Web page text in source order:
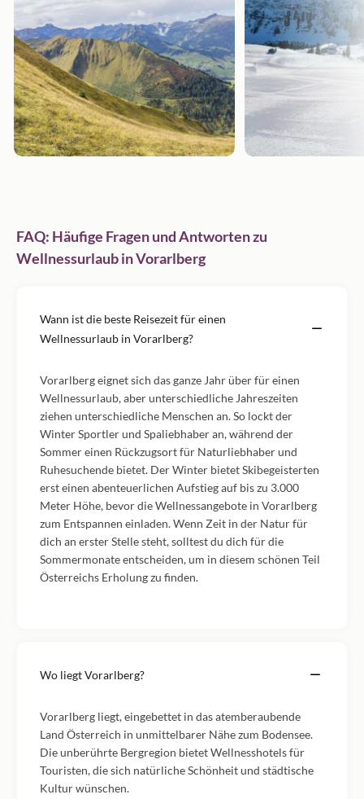
FAQ: Häufige Fragen und Antworten zu
Wellnessurlaub in Vorarlberg
Wann ist die beste Reisezeit für einen
Wellnessurlaub in Vorarlberg?
Vorarlberg eignet sich das ganze Jahr über für einen
Wellnessurlaub, aber unterschiedliche Jahreszeiten
ziehen unterschiedliche Menschen an. So lockt der
Winter Sportler und Spaliebhaber an, während der
Sommer einen Rückzugsort für Naturliebhaber und
Ruhesuchende bietet. Der Winter bietet Skibegeisterten
erst einen abenteuerlichen Aufstieg auf bis zu 3.000
Meter Höhe, bevor die Wellnessangebote in Vorarlberg
zum Entspannen einladen. Wenn Zeit in der Natur für
dich an erster Stelle steht, solltest du dich für die
Sommermonate entscheiden, um in diesem schönen Teil
Österreichs Erholung zu finden.
Wo liegt Vorarlberg?
Vorarlberg liegt, eingebettet in das atemberaubende
Land Österreich in unmittelbarer Nähe zum Bodensee.
Die unberührte Bergregion bietet Wellnesshotels für
Touristen, die sich natürliche Schönheit und städtische
Kultur wünschen.